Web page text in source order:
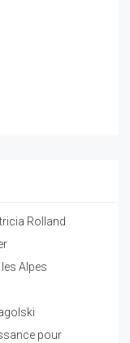
Rolland
Alpes
pour